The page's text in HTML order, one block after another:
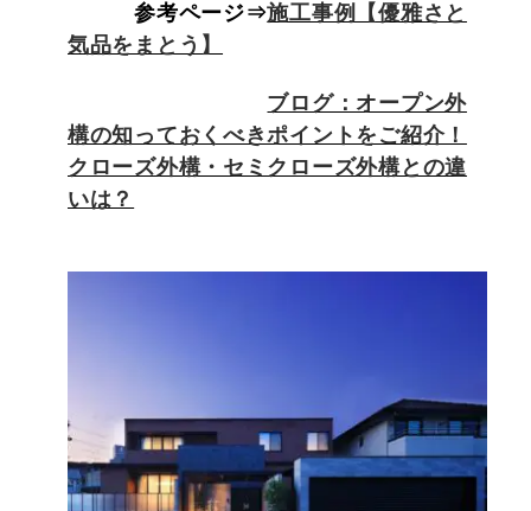
参考ページ⇒施工事例【優雅さと
気品をまとう】
ブログ：オープン外
構の知っておくべきポイントをご紹介！
クローズ外構・セミクローズ外構との違
いは？